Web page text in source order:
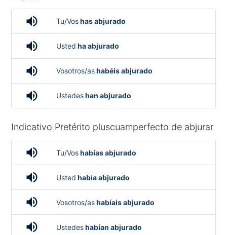
volume_up Tu/Voshas abjurado
volume_up Usted ha abjurado
volume_up Vosotros/ashabéis abjurado
volume_up Ustedeshan abjurado
Indicativo Pretérito pluscuamperfecto de abjurar
volume_up Tu/Voshabías abjurado
volume_up Usted había abjurado
volume_up Vosotros/ashabíais abjurado
volume_up Ustedeshabían abjurado